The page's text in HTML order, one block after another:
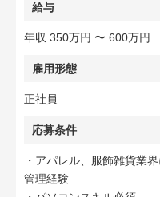
給与
年収 350万円 〜 600万円
雇用形態
正社員
応募条件
・アパレル、服飾雑貨業
管理経験